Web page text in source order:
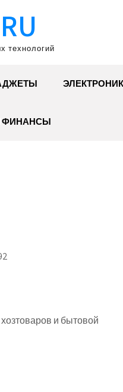
технологий
ФИНАНСЫ
и бытовой